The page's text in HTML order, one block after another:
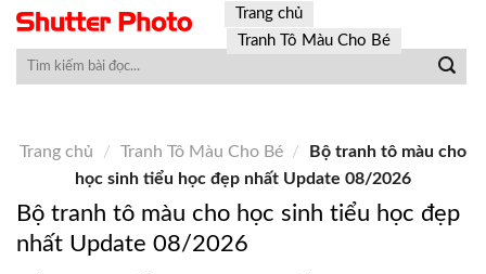
Skip
content
Trang chủ
Tranh Tô Màu Cho Bé
Trang chủ / Tranh Tô Màu Cho Bé /
Bộ tranh tô màu cho
học sinh tiểu học đẹp nhất Update 08/2026
Bộ tranh tô màu cho học sinh tiểu học đẹp
nhất Update 08/2026